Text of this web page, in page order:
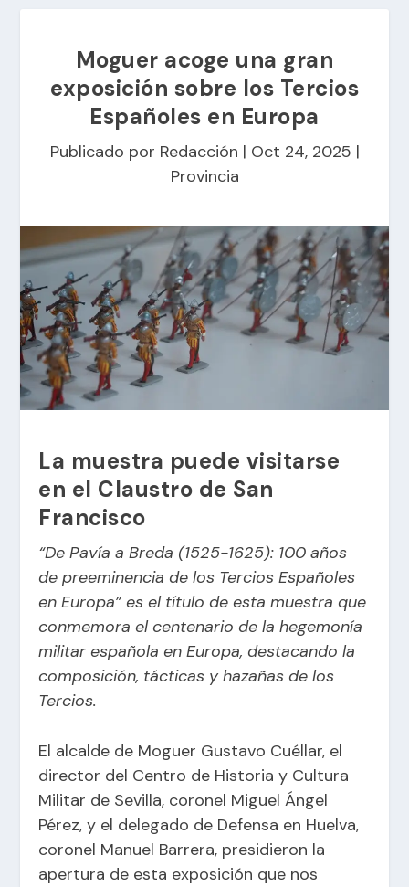
Moguer acoge una gran
exposición sobre los Tercios
Españoles en Europa
Publicado por Redacción | Oct 24, 2025 |
Provincia
La muestra puede visitarse
en el Claustro de San
Francisco
“De Pavía a Breda (1525-1625): 100 años
de preeminencia de los Tercios Españoles
en Europa” es el título de esta muestra que
conmemora el centenario de la hegemonía
militar española en Europa, destacando la
composición, tácticas y hazañas de los
Tercios.
El alcalde de Moguer Gustavo Cuéllar, el
director del Centro de Historia y Cultura
Militar de Sevilla, coronel Miguel Ángel
Pérez, y el delegado de Defensa en Huelva,
coronel Manuel Barrera, presidieron la
apertura de esta exposición que nos